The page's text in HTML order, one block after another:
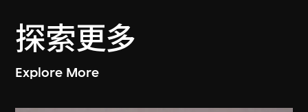
探索更多
Explore More